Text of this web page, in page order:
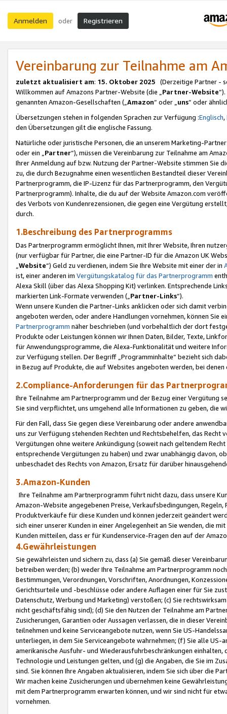
Anmelden oder Registrieren
Vereinbarung zur Teilnahme am
zuletzt aktualisiert am: 15. Oktober 2025 (Derzeitige Partner -
Willkommen auf Amazons Partner-Website (die „Partner-Website
genannten Amazon-Gesellschaften („Amazon“ oder „uns“ oder
Übersetzungen stehen in folgenden Sprachen zur Verfügung :Englisch,
den Übersetzungen gilt die englische Fassung.
Natürliche oder juristische Personen, die an unserem Marketing-
oder ein „Partner“), müssen die Vereinbarung zur Teilnahme am
Ihrer Anmeldung auf bzw. Nutzung der Partner-Website stimmen Sie
zu, die durch Bezugnahme einen wesentlichen Bestandteil dieser
Partnerprogramm, die IP-Lizenz für das Partnerprogramm, den
Partnerprogramm). Inhalte, die du auf der Website Amazon.com
des Verbots von Kundenrezensionen, die gegen eine Vergütung
durch.
1.Beschreibung des Partnerprogramms
Das Partnerprogramm ermöglicht Ihnen, mit Ihrer Website, Ihren
(nur verfügbar für Partner, die eine Partner-ID für die Amazon UK
Website“) Geld zu verdienen, indem Sie Ihre Website mit einer der in
ist, einer anderen im Vergütungskatalog für das Partnerprogramm
Alexa Skill (über das Alexa Shopping Kit) verlinken. Entsprechende
markierten Link-Formate verwenden („ Partner-Links“).
Wenn unsere Kunden die Partner-Links anklicken oder sich damit
angeboten werden, oder andere Handlungen vornehmen, können Sie
Partnerprogramm näher beschrieben (und vorbehaltlich der dort
Produkte oder Leistungen können wir Ihnen Daten, Bilder, Texte,
für Anwendungsprogramme, die Alexa-Funktionalität und weitere
zur Verfügung stellen. Der Begriff „Programminhalte“ bezieht sich
in Bezug auf Produkte, die auf Websites angeboten werden, bei
2.Compliance-Anforderungen für das
Ihre Teilnahme am Partnerprogramm und der Bezug einer Vergütung
Sie sind verpflichtet, uns umgehend alle Informationen zu geben, die
Für den Fall, dass Sie gegen diese Vereinbarung oder andere
uns zur Verfügung stehenden Rechten und Rechtsbehelfen, das
Vergütungen ohne weitere Ankündigung (soweit nach geltendem
entsprechende Vergütungen zu haben) und zwar unabhängig davon,
unbeschadet des Rechts von Amazon, Ersatz für darüber
3.Amazon-Kunden
Ihre Teilnahme am Partnerprogramm führt nicht dazu, dass unsere
Amazon-Website angegebenen Preise, Verkaufsbedingungen,
Produktverkäufe für diese Kunden und können jederzeit geändert
sich einer unserer Kunden in einer Angelegenheit an Sie wenden, die
Kunden mitteilen, dass er für Kundenservice-Fragen den auf der
4.Gewährleistungen
Sie gewährleisten und sichern zu, dass (a) Sie gemäß dieser
betreiben werden; (b) weder Ihre Teilnahme am Partnerprogramm
Bestimmungen, Verordnungen, Vorschriften, Anordnungen,
Gerichtsurteile und -beschlüsse oder andere Auflagen einer für Sie
Datenschutz, Werbung und Marketing) verstoßen; (c) Sie
nicht geschäftsfähig sind); (d) Sie den Nutzen der Teilnahme am
Zusicherungen, Garantien oder Aussagen verlassen, die in dieser
teilnehmen und keine Serviceangebote nutzen, wenn Sie US-
unterliegen, in dem Sie Serviceangebote wahrnehmen; (f) Sie alle
amerikanische Ausfuhr- und Wiederausfuhrbeschränkungen
Technologie und Leistungen gelten, und (g) die Angaben, die Sie im
sind. Sie können Ihre Angaben aktualisieren, indem Sie sich über die
Wir machen keine Zusicherungen und übernehmen keine
mit dem Partnerprogramm erwarten können, und wir sind nicht für
vornehmen.